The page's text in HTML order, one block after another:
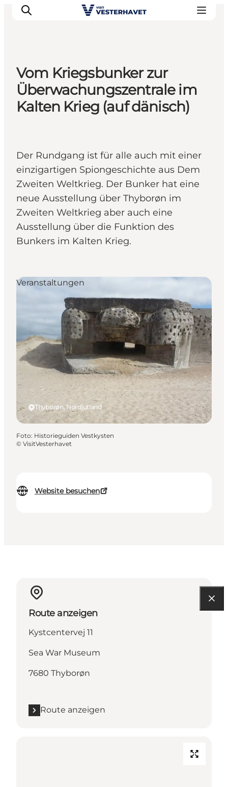
Events
Erlebnisse
Unsere Städte
Plane deine Reise
Vom Kriegsbunker zur
Überwachungszentrale im
Kalten Krieg (auf dänisch)
Der Rundgang ist für alle auch mit einer
einzigartigen Spiongeschichte aus Dem
Zweiten Weltkrieg. Der Bunker hat eine
neue Ausstellung über Thyborøn im
Zweiten Weltkrieg aber auch eine
Ausstellung über die Funktion des
Bunkers im Kalten Krieg.
Website besuchen
Thyborøn, Nordjütland
Veranstaltungen
Foto: Historieguiden Vestkysten
© VisitVesterhavet
Route anzeigen
Kystcentervej 11
Sea War Museum
7680 Thyborøn
Route anzeigen